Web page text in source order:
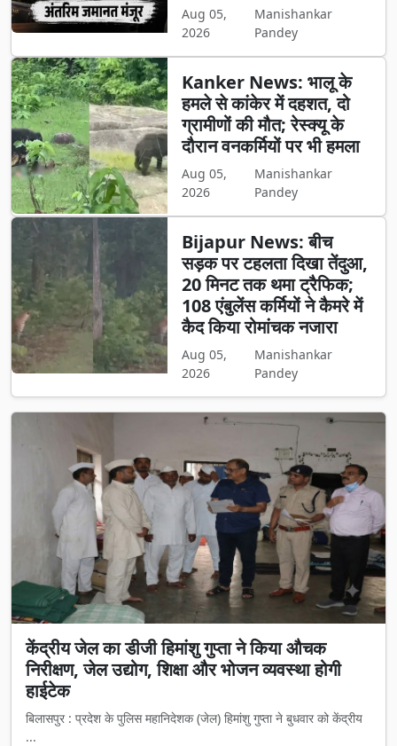
Aug 05,
2026
Manishankar
Pandey
Kanker News: भालू के
हमले से कांकेर में दहशत, दो
ग्रामीणों की मौत; रेस्क्यू के
दौरान वनकर्मियों पर भी हमला
Aug 05,
2026
Manishankar
Pandey
Bijapur News: बीच
सड़क पर टहलता दिखा तेंदुआ,
20 मिनट तक थमा ट्रैफिक;
108 एंबुलेंस कर्मियों ने कैमरे में
कैद किया रोमांचक नजारा
Aug 05,
2026
Manishankar
Pandey
केंद्रीय जेल का डीजी हिमांशु गुप्ता ने किया औचक
निरीक्षण, जेल उद्योग, शिक्षा और भोजन व्यवस्था होगी
हाईटेक
बिलासपुर : प्रदेश के पुलिस महानिदेशक (जेल) हिमांशु गुप्ता ने बुधवार को केंद्रीय
...